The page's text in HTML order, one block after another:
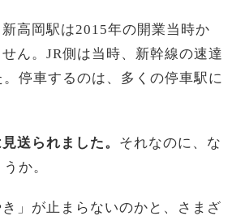
高岡駅は2015年の開業当時か
ん。JR側は当時、新幹線の速達
停車するのは、多くの停車駅に
送られました。 それなのに、な
か。
」が止まらないのかと、さまざ